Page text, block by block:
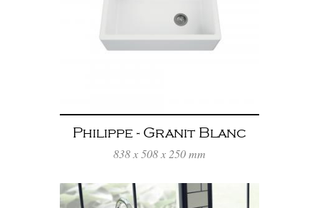
Philippe - Granit Blanc
838 x 508 x 250 mm